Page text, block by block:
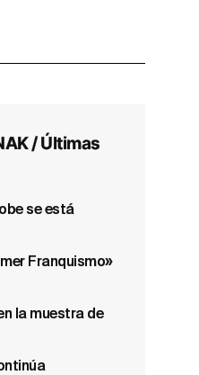
/ Últimas
se está
Franquismo»
la muestra de